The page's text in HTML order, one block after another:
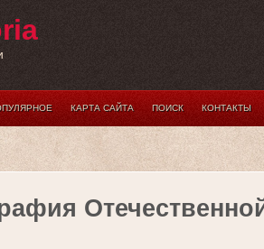
КАРТА САЙТА ПОИСК КОНТАКТЫ